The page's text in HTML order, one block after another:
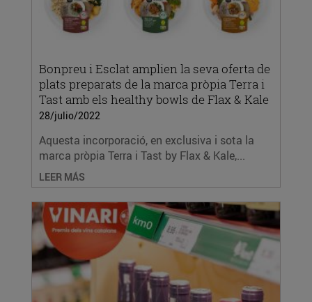
Bonpreu i Esclat amplien la seva oferta de
plats preparats de la marca pròpia Terra i
Tast amb els healthy bowls de Flax & Kale
28/julio/2022
Aquesta incorporació, en exclusiva i sota la
marca pròpia Terra i Tast by Flax & Kale,...
LEER MÁS